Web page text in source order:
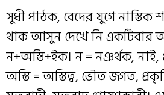
সুধী পাঠক, বেদের যুগে নাস্তিক
থাক আসুন দেখে নি একটিবার
ন+অস্তি+ইক। ন = নঞর্থক, নাই,
অস্তি = অস্তিত্ব, ভৌত জগত,